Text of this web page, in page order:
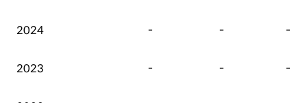
2024 - - -
2023 - - -